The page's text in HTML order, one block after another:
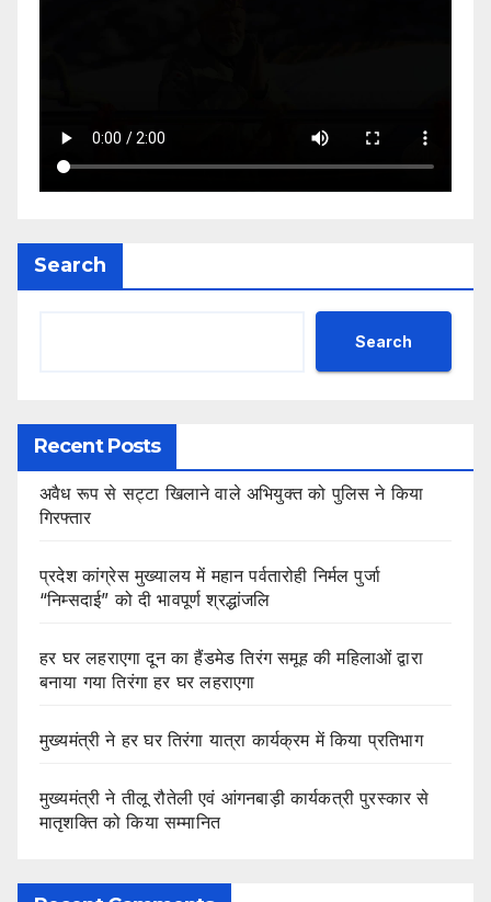
Search
Search
Recent Posts
अवैध रूप से सट्टा खिलाने वाले अभियुक्त को पुलिस ने किया
गिरफ्तार
प्रदेश कांग्रेस मुख्यालय में महान पर्वतारोही निर्मल पुर्जा
“निम्सदाई” को दी भावपूर्ण श्रद्धांजलि
हर घर लहराएगा दून का हैंडमेड तिरंग समूह की महिलाओं द्वारा
बनाया गया तिरंगा हर घर लहराएगा
मुख्यमंत्री ने हर घर तिरंगा यात्रा कार्यक्रम में किया प्रतिभाग
मुख्यमंत्री ने तीलू रौतेली एवं आंगनबाड़ी कार्यकत्री पुरस्कार से
मातृशक्ति को किया सम्मानित